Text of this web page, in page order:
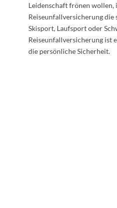
Leidenschaft frönen wollen,
Reiseunfallversicherung die
Skisport, Laufsport oder
Reiseunfallversicherung ist
die persönliche Sicherheit.